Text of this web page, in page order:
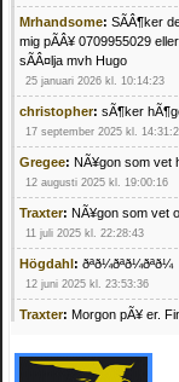
Mrhandsome: SÃÂ¶ker
mig pÃÂ¥ 0709955029
sÃÂ¤lja mvh Hugo
25 januari 2026 kl. 10:14:23
christopher: sÃ¶ker
17 september 2025 kl.
Gregee: NÃ¥gon som vet
12 augusti 2025 kl. 19:00:16
Traxter: NÃ¥gon som vet
11 juli 2025 kl. 22:28:43
Högdahl: ðªð¼ðªð¼ðªð¼
12 juni 2025 kl. 23:53:36
Traxter: Morgon pÃ¥ er.
Mrhandsome:SÃ¶ker